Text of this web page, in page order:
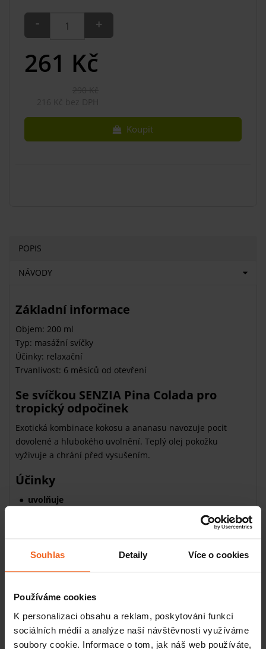
Souhlas Detaily Více o cookies
Používáme cookies
K personalizaci obsahu a reklam, poskytování funkcí
sociálních médií a analýze naší návštěvnosti využíváme
soubory cookie. Informace o tom, jak náš web používáte,
- +
261 Kč
Koupit
POPIS
NÁVODY
Základní informace
Objem: 200 ml
Typ: masážní svíčky
Účinky: relaxační
Trvanlivost: 6 měsíců od otevření
Se svíčkou SENZIA Pina Colada pro
tropický odpočinek
Exotická kombinace kokosu a ananasu navozuje pocit
dovolené a hlubokého uvolnění. Teplý olej pokožku
vyživuje a chrání před vysušením.
Účinky
uvolňuje
Složení
Hydrogenated Soybean Oil, Butyrospermum Parkii Butter,
Oil, Hydrogenated Coconut Oil, Persea Gratissima Oil,
Tocopherol.